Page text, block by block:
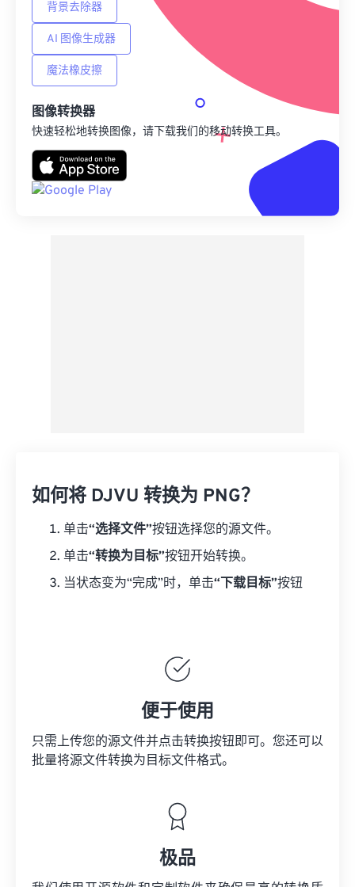
背景去除器
AI 图像生成器
魔法橡皮擦
图像转换器
快速轻松地转换图像，请下载我们的移动转换工具。
如何将 DJVU 转换为 PNG？
单击“选择文件”按钮选择您的源文件。
单击“转换为目标”按钮开始转换。
当状态变为“完成”时，单击“下载目标”按钮
便于使用
只需上传您的源文件并点击转换按钮即可。您还可以
批量将源文件转换为目标文件格式。
极品